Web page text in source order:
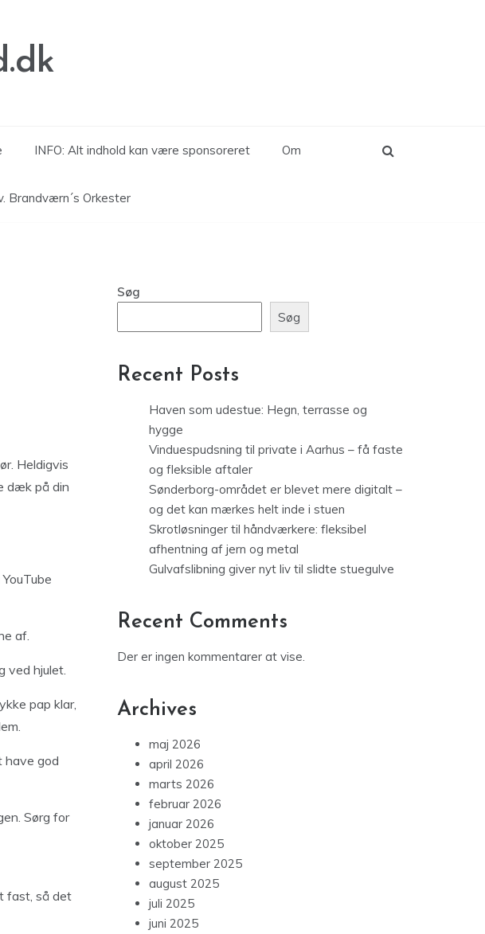
INFO: Alt indhold kan være sponsoreret Om
Brandværn´s Orkester
Heldigvis
dæk på din
af.
ved hjulet.
pap klar,
have god
Sørg for
fast, så det
Søg
Søg
Recent Posts
Haven som udestue: Hegn, terrasse og
hygge
Vinduespudsning til private i Aarhus – få faste
og fleksible aftaler
Sønderborg-området er blevet mere digitalt –
og det kan mærkes helt inde i stuen
Skrotløsninger til håndværkere: fleksibel
afhentning af jern og metal
Gulvafslibning giver nyt liv til slidte stuegulve
Recent Comments
Der er ingen kommentarer at vise.
Archives
maj 2026
april 2026
marts 2026
februar 2026
januar 2026
oktober 2025
september 2025
august 2025
juli 2025
juni 2025